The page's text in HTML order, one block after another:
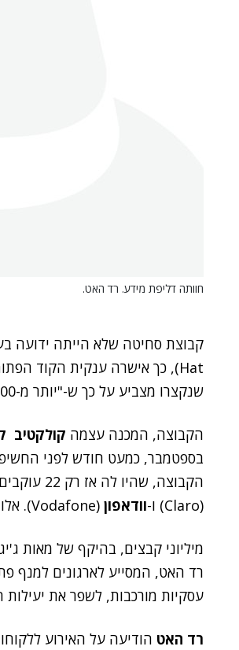
חוותה דליפת מידע. רד האט.
קבוצת סחיטה שלא הייתה ידועה
Hat), כך אישרה ענקית הקוד הפתוח מבית
שנקצרו מצביע על כך ש-"יותר מ-5,000 ארגונים ארגוניים עלולים להיות מושפעים מהפריצה".
הקבוצה, המכנה עצמה קולקטיב
בספטמבר, כמעט חודש לפני
הקבוצה, שהיו לה אז רק 22 עוקבים, צילומי מסך על קורבנות שלה – חברות הטלקום הגדולות
(Claro) ו-
וודאפון (Vodafone). אלו חוו מתקפות סחיטה מ-
מיליוני קבצים, בהיקף של מאות
רד האט, המסייע לארגונים למנף
עסקיות מורכבות, לשפר את יעילות
רד האט הודיעה על האירוע